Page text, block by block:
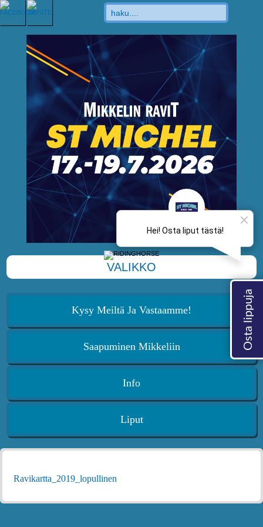
VALIKKO
Kysy Meiltä Ja Vastaamme!
Saapuminen Mikkeliin
Info
Liput
Ravikartta_2019_lopullinen